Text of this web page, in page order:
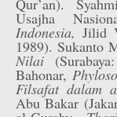
Qur’an).
Usajha
Indonesia, Jilid
1989). Sukanto
Nilai
Bahonar,
Filsafat dalam
Abu Bakar